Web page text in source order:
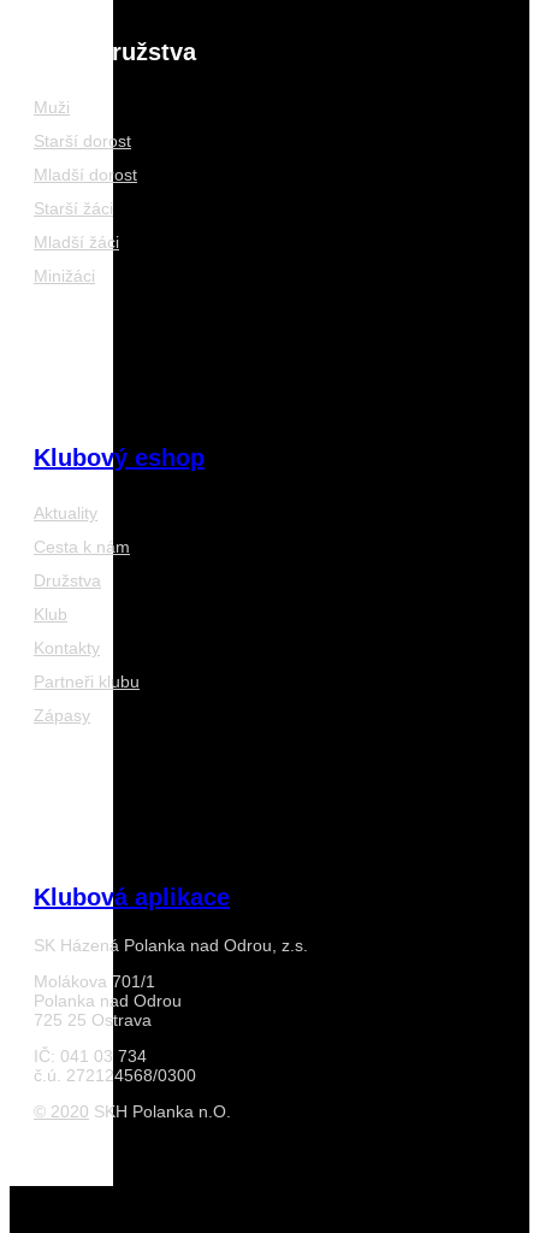
Naše družstva
Muži
Starší dorost
Mladší dorost
Starší žáci
Mladší žáci
Minižáci
Klubový eshop
Aktuality
Cesta k nám
Družstva
Klub
Kontakty
Partneři klubu
Zápasy
Klubová aplikace
SK Házená Polanka nad Odrou, z.s.
Molákova 701/1
Polanka nad Odrou
725 25 Ostrava
IČ: 041 03 734
č.ú. 272124568/0300
© 2020 SKH Polanka n.O.